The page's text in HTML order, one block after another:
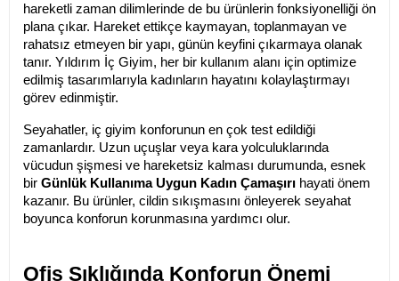
hareketli zaman dilimlerinde de bu ürünlerin fonksiyonelliği ön
plana çıkar. Hareket ettikçe kaymayan, toplanmayan ve
rahatsız etmeyen bir yapı, günün keyfini çıkarmaya olanak
tanır. Yıldırım İç Giyim, her bir kullanım alanı için optimize
edilmiş tasarımlarıyla kadınların hayatını kolaylaştırmayı
görev edinmiştir.
Seyahatler, iç giyim konforunun en çok test edildiği
zamanlardır. Uzun uçuşlar veya kara yolculuklarında
vücudun şişmesi ve hareketsiz kalması durumunda, esnek
bir Günlük Kullanıma Uygun Kadın Çamaşırı hayati önem
kazanır. Bu ürünler, cildin sıkışmasını önleyerek seyahat
boyunca konforun korunmasına yardımcı olur.
Ofis Şıklığında Konforun Önemi